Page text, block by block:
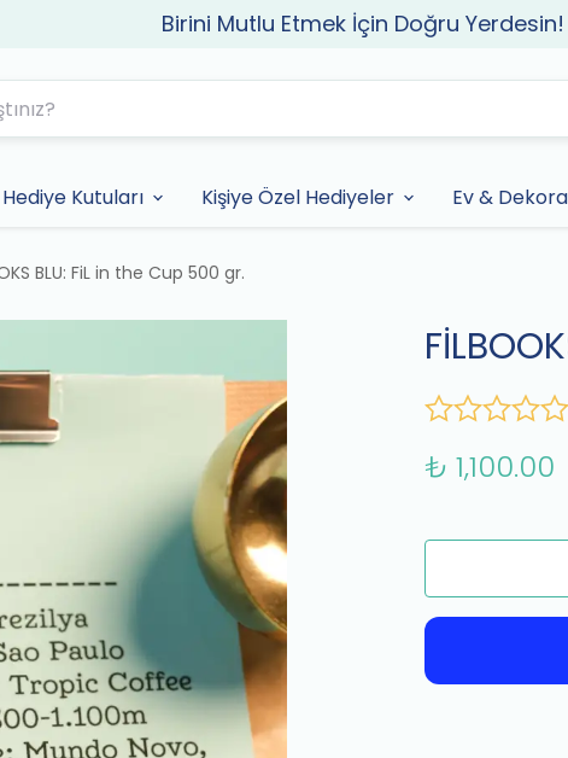
Birini Mutlu Etmek İçin Doğru Yerdesin!
Hediye Kutuları Kişiye Özel Hediyeler Ev &
BLU: FiL in the Cup 500 gr.
₺ 1,100.00